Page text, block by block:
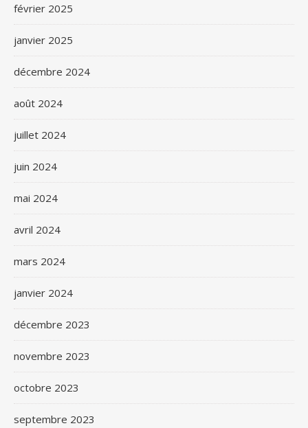
février 2025
janvier 2025
décembre 2024
août 2024
juillet 2024
juin 2024
mai 2024
avril 2024
mars 2024
janvier 2024
décembre 2023
novembre 2023
octobre 2023
septembre 2023